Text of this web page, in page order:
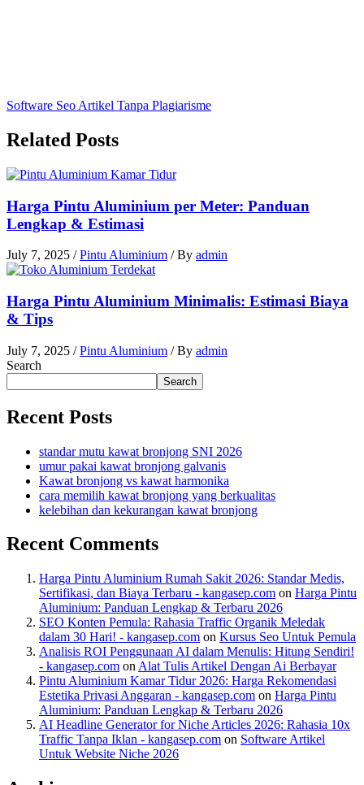
Software Seo Artikel Tanpa Plagiarisme
Related Posts
Harga Pintu Aluminium per Meter: Panduan
Lengkap & Estimasi
July 7, 2025 /Pintu Aluminium / By admin
Harga Pintu Aluminium Minimalis: Estimasi Biaya
& Tips
July 7, 2025 /Pintu Aluminium / By admin
Search
Search
Recent Posts
standar mutu kawat bronjong SNI 2026
umur pakai kawat bronjong galvanis
Kawat bronjong vs kawat harmonika
cara memilih kawat bronjong yang berkualitas
kelebihan dan kekurangan kawat bronjong
Recent Comments
Harga Pintu Aluminium Rumah Sakit 2026: Standar Medis,
Sertifikasi, dan Biaya Terbaru - kangasep.com on Harga Pintu
Aluminium: Panduan Lengkap & Terbaru 2026
SEO Konten Pemula: Rahasia Traffic Organik Meledak
dalam 30 Hari! - kangasep.com on Kursus Seo Untuk Pemula
Analisis ROI Penggunaan AI dalam Menulis: Hitung Sendiri!
- kangasep.com on Alat Tulis Artikel Dengan Ai Berbayar
Pintu Aluminium Kamar Tidur 2026: Harga Rekomendasi
Estetika Privasi Anggaran - kangasep.com on Harga Pintu
Aluminium: Panduan Lengkap & Terbaru 2026
AI Headline Generator for Niche Articles 2026: Rahasia 10x
Traffic Tanpa Iklan - kangasep.com on Software Artikel
Untuk Website Niche 2026